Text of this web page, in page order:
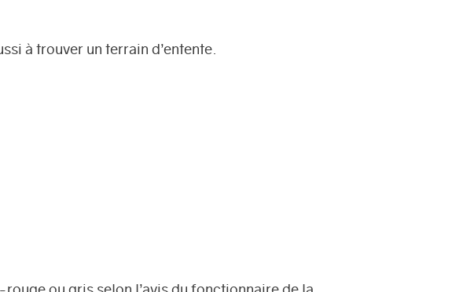
à trouver un terrain d’entente.